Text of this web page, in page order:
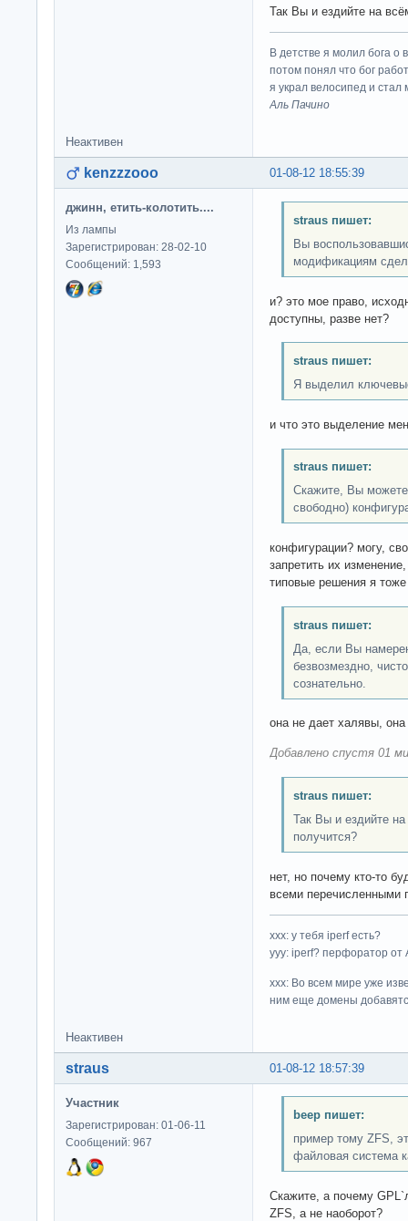
Так Вы и ездийте на
В детстве я молил бога о
потом понял что бог
я украл велосипед и стал
Аль Пачино
Неактивен
01-08-12 18:55:39
kenzzzooo
джинн, етить-колотить....
Из лампы
Зарегистрирован: 28-02-10
Сообщений: 1,593
straus пишет:
Вы
модификациям
и? это мое право,
доступны, разве нет?
straus пишет:
Я выделил
и что это выделение
straus пишет:
Скажите, Вы можете
свободно)
конфигурации? могу,
запретить их
типовые решения я
straus пишет:
Да, если Вы
безвозмездно,
сознательно.
она не дает халявы,
Добавлено спустя 01
straus пишет:
Так Вы и ездийте
получится?
нет, но почему кто-то
всеми перечисленными
ххх: у тебя iperf есть?
yyy: iperf? перфоратор от
xxx: Во всем мире уже
ним еще домены
Неактивен
01-08-12 18:57:39
straus
Участник
Зарегистрирован: 01-06-11
Сообщений: 967
beep пишет:
пример тому ZFS,
файловая система
Скажите, а почему
ZFS, а не наоборот?